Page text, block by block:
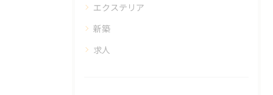
エクステリア
新築
求人